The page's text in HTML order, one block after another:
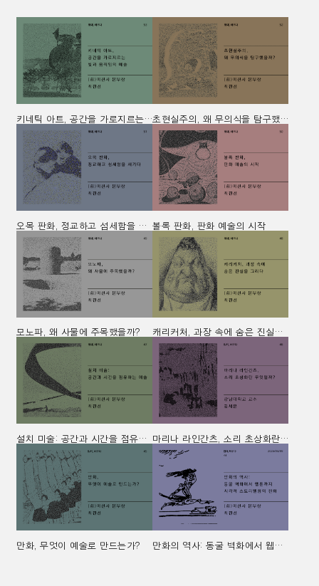
키네틱 아트, 공간을 가로지르는 빛과 움직임의 예술 초현실주의, 왜 무의식을 탐구했을까?
오목 판화, 정교하고 섬세함을 새기다 볼록 판화, 판화 예술의 시작
모노파, 왜 사물에 주목했을까? 캐리커처, 과장 속에 숨은 진실을 그리다
설치 미술: 공간과 시간을 점유하는 예술 마리나 라인간츠, 소리 초상화란 무엇일까?
만화, 무엇이 예술로 만드는가? 만화의 역사: 동굴 벽화에서 웹툰까지 시각적 스토리텔링의 진화